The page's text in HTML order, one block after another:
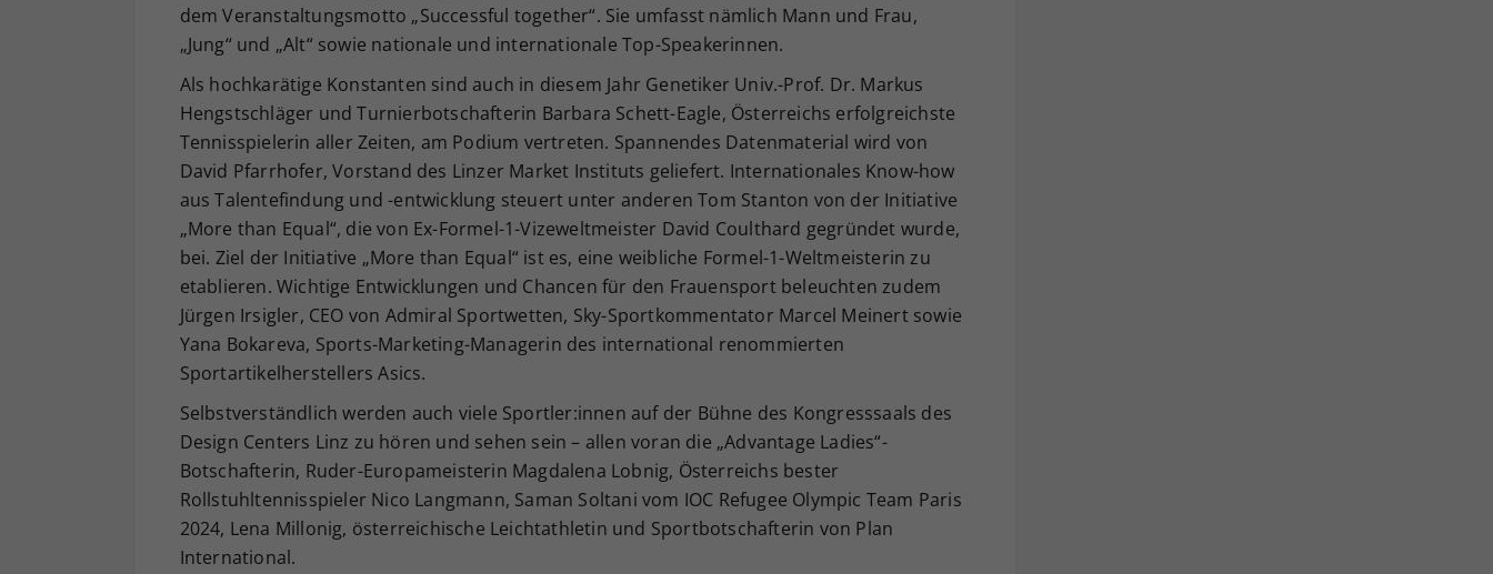
dem Veranstaltungsmotto „Successful together“. Sie umfasst nämlich Mann und Frau,
„Jung“ und „Alt“ sowie nationale und internationale Top-Speakerinnen.
Als hochkarätige Konstanten sind auch in diesem Jahr Genetiker Univ.-Prof. Dr. Markus
Hengstschläger und Turnierbotschafterin Barbara Schett-Eagle, Österreichs erfolgreichste
Tennisspielerin aller Zeiten, am Podium vertreten. Spannendes Datenmaterial wird von
David Pfarrhofer, Vorstand des Linzer Market Instituts geliefert. Internationales Know-how
aus Talentefindung und -entwicklung steuert unter anderen Tom Stanton von der Initiative
„More than Equal“, die von Ex-Formel-1-Vizeweltmeister David Coulthard gegründet wurde,
bei. Ziel der Initiative „More than Equal“ ist es, eine weibliche Formel-1-Weltmeisterin zu
etablieren. Wichtige Entwicklungen und Chancen für den Frauensport beleuchten zudem
Jürgen Irsigler, CEO von Admiral Sportwetten, Sky-Sportkommentator Marcel Meinert sowie
Yana Bokareva, Sports-Marketing-Managerin des international renommierten
Sportartikelherstellers Asics.
Selbstverständlich werden auch viele Sportler:innen auf der Bühne des Kongresssaals des
Design Centers Linz zu hören und sehen sein – allen voran die „Advantage Ladies“-
Botschafterin, Ruder-Europameisterin Magdalena Lobnig, Österreichs bester
Rollstuhltennisspieler Nico Langmann, Saman Soltani vom IOC Refugee Olympic Team Paris
2024, Lena Millonig, österreichische Leichtathletin und Sportbotschafterin von Plan
International.